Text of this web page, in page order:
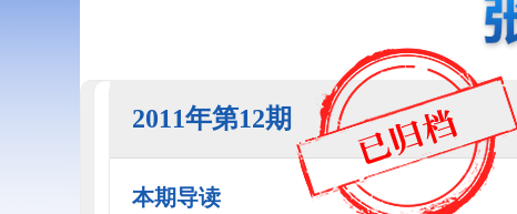
2011年第12期
本期导读